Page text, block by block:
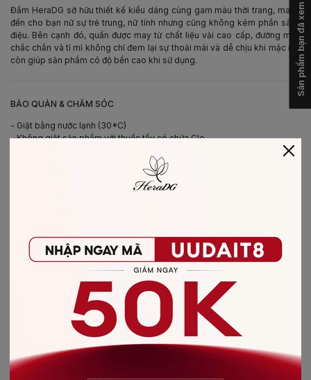
Đầm HeraDG sở hữu thiết kế kiểu dáng cùng gam màu thời trang, mang
đến cho bạn nữ sự trẻ trung, nữ tính nhưng cũng không kém phần sành
điệu. Bên cạnh đó, quần được may từ chất liệu vải cao cấp, đường may
chắc chắn và tỉ mỉ không chỉ đem lại sự thoải mái và dễ chịu khi mặc mà
còn giúp sản phẩm có độ bền cao khi sử dụng.
BẢO QUẢN & CHĂM SÓC
- Giặt bằng nước lạnh (30*C)
- Không giặt sản phẩm với thuốc tẩy có chứa Clo
- Ủi ở nhiệt độ thấp, nên lật mặt trái sản phẩm, không ủi trực tiếp lên hình
Chất liệu:vải Lụa
CÓ THỂ BẠN SẼ THÍCH
-50%
Sản phẩm bạn đã xem